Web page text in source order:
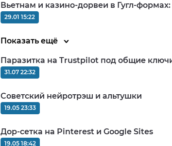
CPL, СPI, SO
MIN: $100
Вьетнам и казино-дорвеи в Гугл-
29.01 15:22
Показать ещё
Паразитка на Trustpilot под общие
31.07 22:32
Советский нейротрэш и альтушки
19.05 23:33
Дор-сетка на Pinterest и Google Sites
19.05 18:42